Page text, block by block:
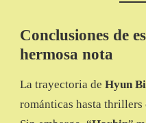
Conclusiones de
hermosa nota
La trayectoria de Hyun
románticas hasta